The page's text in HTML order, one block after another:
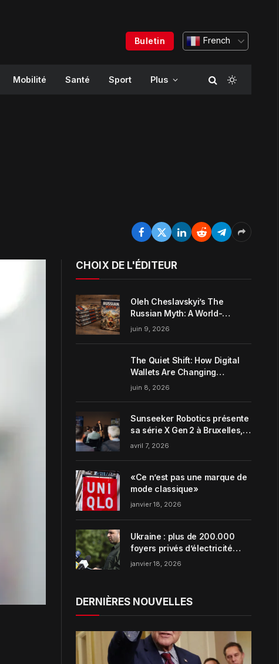
Buletin French
Mobilité Santé Sport Plus
CHOIX DE L'ÉDITEUR
Oleh Cheslavskyi’s The
Russian Myth: A World-
Systems Analysis of
juin 9, 2026
The Quiet Shift: How Digital
Wallets Are Changing
Everyday Money Habits in the
juin 8, 2026
Sunseeker Robotics présente
sa série X Gen 2 à Bruxelles,
incarnant parfaitement le
avril 7, 2026
«Ce n’est pas une marque de
mode classique»
janvier 18, 2026
Ukraine : plus de 200.000
foyers privés d’électricité
dans la région de Zaporijjia
janvier 18, 2026
DERNIÈRES NOUVELLES